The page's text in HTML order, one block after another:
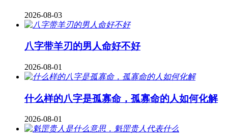
2026-08-03
八字带羊刃的男人命好不好
2026-08-01
什么样的八字是孤寡命，孤寡命的人如何化解
2026-08-01